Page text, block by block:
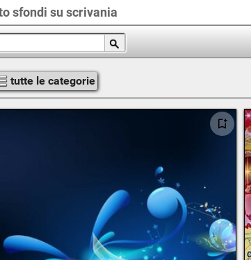
sfondi su scrivania
tutte le categorie